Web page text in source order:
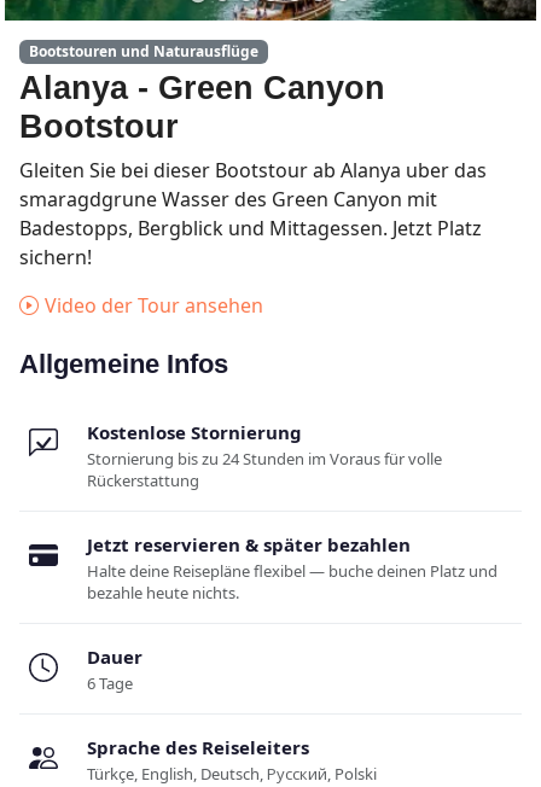
Bootstouren und Naturausflüge
Alanya - Green Canyon
Bootstour
Gleiten Sie bei dieser Bootstour ab Alanya uber das
smaragdgrune Wasser des Green Canyon mit
Badestopps, Bergblick und Mittagessen. Jetzt Platz
sichern!
Video der Tour ansehen
Allgemeine Infos
Kostenlose Stornierung
Stornierung bis zu 24 Stunden im Voraus für volle
Rückerstattung
Jetzt reservieren & später bezahlen
Halte deine Reisepläne flexibel — buche deinen Platz und
bezahle heute nichts.
Dauer
6 Tage
Sprache des Reiseleiters
Türkçe, English, Deutsch, Русский, Polski